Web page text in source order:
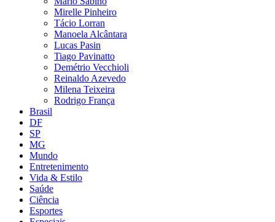
Mirelle Pinheiro
Tácio Lorran
Manoela Alcântara
Lucas Pasin
Tiago Pavinatto
Demétrio Vecchioli
Reinaldo Azevedo
Milena Teixeira
Rodrigo França
Brasil
DF
SP
MG
Mundo
Entretenimento
Vida & Estilo
Saúde
Ciência
Esportes